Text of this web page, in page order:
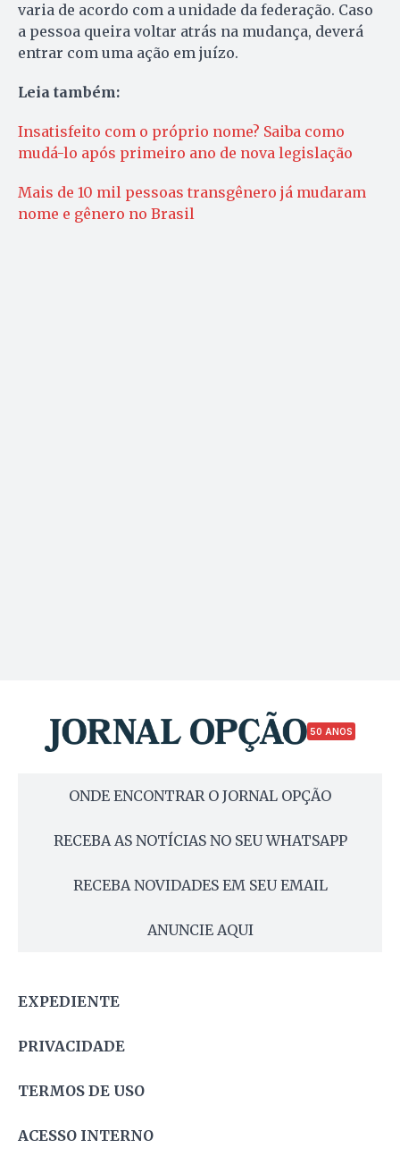
varia de acordo com a unidade da federação. Caso
a pessoa queira voltar atrás na mudança, deverá
entrar com uma ação em juízo.
Leia também:
Insatisfeito com o próprio nome? Saiba como
mudá-lo após primeiro ano de nova legislação
Mais de 10 mil pessoas transgênero já mudaram
nome e gênero no Brasil
50 ANOS
ONDE ENCONTRAR O JORNAL OPÇÃO
RECEBA AS NOTÍCIAS NO SEU WHATSAPP
RECEBA NOVIDADES EM SEU EMAIL
ANUNCIE AQUI
EXPEDIENTE
PRIVACIDADE
TERMOS DE USO
ACESSO INTERNO